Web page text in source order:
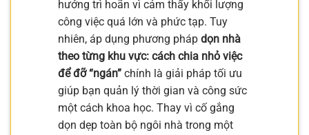
hướng trì hoãn vì cảm thấy khối lượng
công việc quá lớn và phức tạp. Tuy
nhiên, áp dụng phương pháp dọn nhà
theo từng khu vực: cách chia nhỏ việc
để đỡ “ngán” chính là giải pháp tối ưu
giúp bạn quản lý thời gian và công sức
một cách khoa học. Thay vì cố gắng
dọn dẹp toàn bộ ngôi nhà trong một